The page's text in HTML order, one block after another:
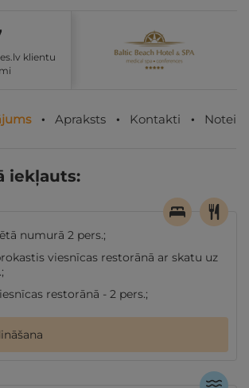
klientu
Apraksts Kontakti
iekļauts:
numurā 2 pers.;
viesnīcas restorānā ar skatu uz
restorānā - 2 pers.;